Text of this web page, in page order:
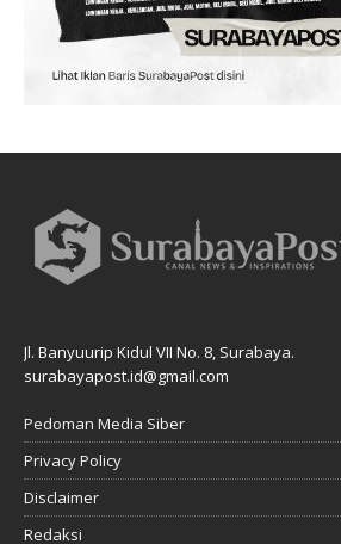
Jl. Banyuurip Kidul VII No. 8, Surabaya.
surabayapost.id@gmail.com
Pedoman Media Siber
Privacy Policy
Disclaimer
Redaksi